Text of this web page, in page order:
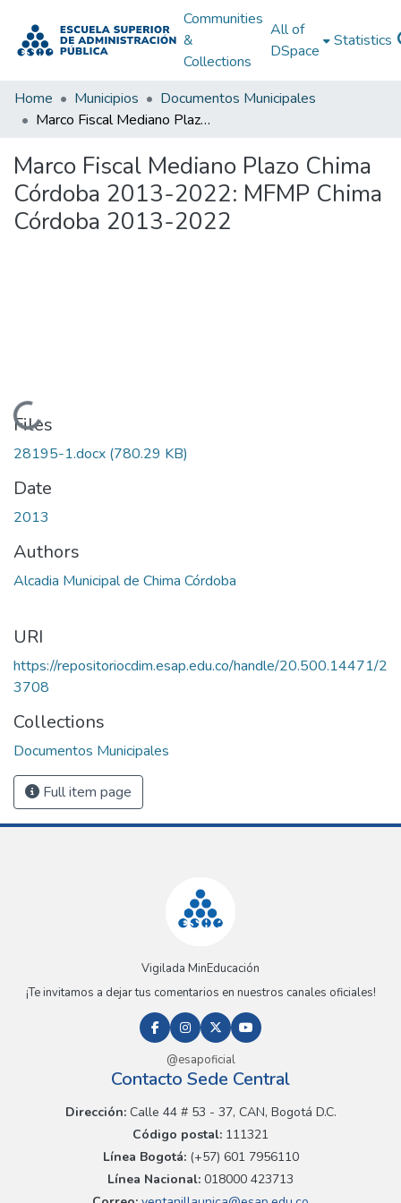
Communities
&
Collections
All of
DSpace
Statistics
Home Municipios
Documentos Municipales
Marco Fiscal Mediano Plazo Chima Córdoba 2013-2022: MFMP Chima Córdoba 2013-2022
Marco Fiscal Mediano Plazo Chima
Córdoba 2013-2022: MFMP Chima
Córdoba 2013-2022
Loading...
Files
28195-1.docx (780.29 KB)
Date
2013
Authors
Alcadia Municipal de Chima Córdoba
URI
https://repositoriocdim.esap.edu.co/handle/20.500.14471/2
3708
Collections
Documentos Municipales
Full item page
Vigilada MinEducación
¡Te invitamos a dejar tus comentarios en nuestros canales oficiales!
@esapoficial
Contacto Sede Central
Dirección:Calle 44 # 53 - 37, CAN, Bogotá D.C.
Código postal: 111321
Línea Bogotá:(+57) 601 7956110
Línea Nacional: 018000 423713